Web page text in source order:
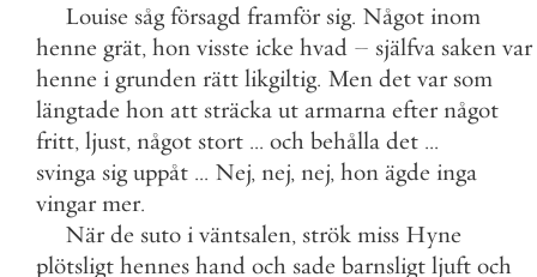
Louise såg försagd framför sig. Något inom
henne grät, hon visste icke hvad – själfva saken var
henne i grunden rätt likgiltig. Men det var som
längtade hon att sträcka ut armarna efter något
fritt, ljust, något stort ... och behålla det ...
svinga sig uppåt ... Nej, nej, nej, hon ägde inga
vingar mer.
När de suto i väntsalen, strök miss Hyne
plötsligt hennes hand och sade barnsligt ljuft och